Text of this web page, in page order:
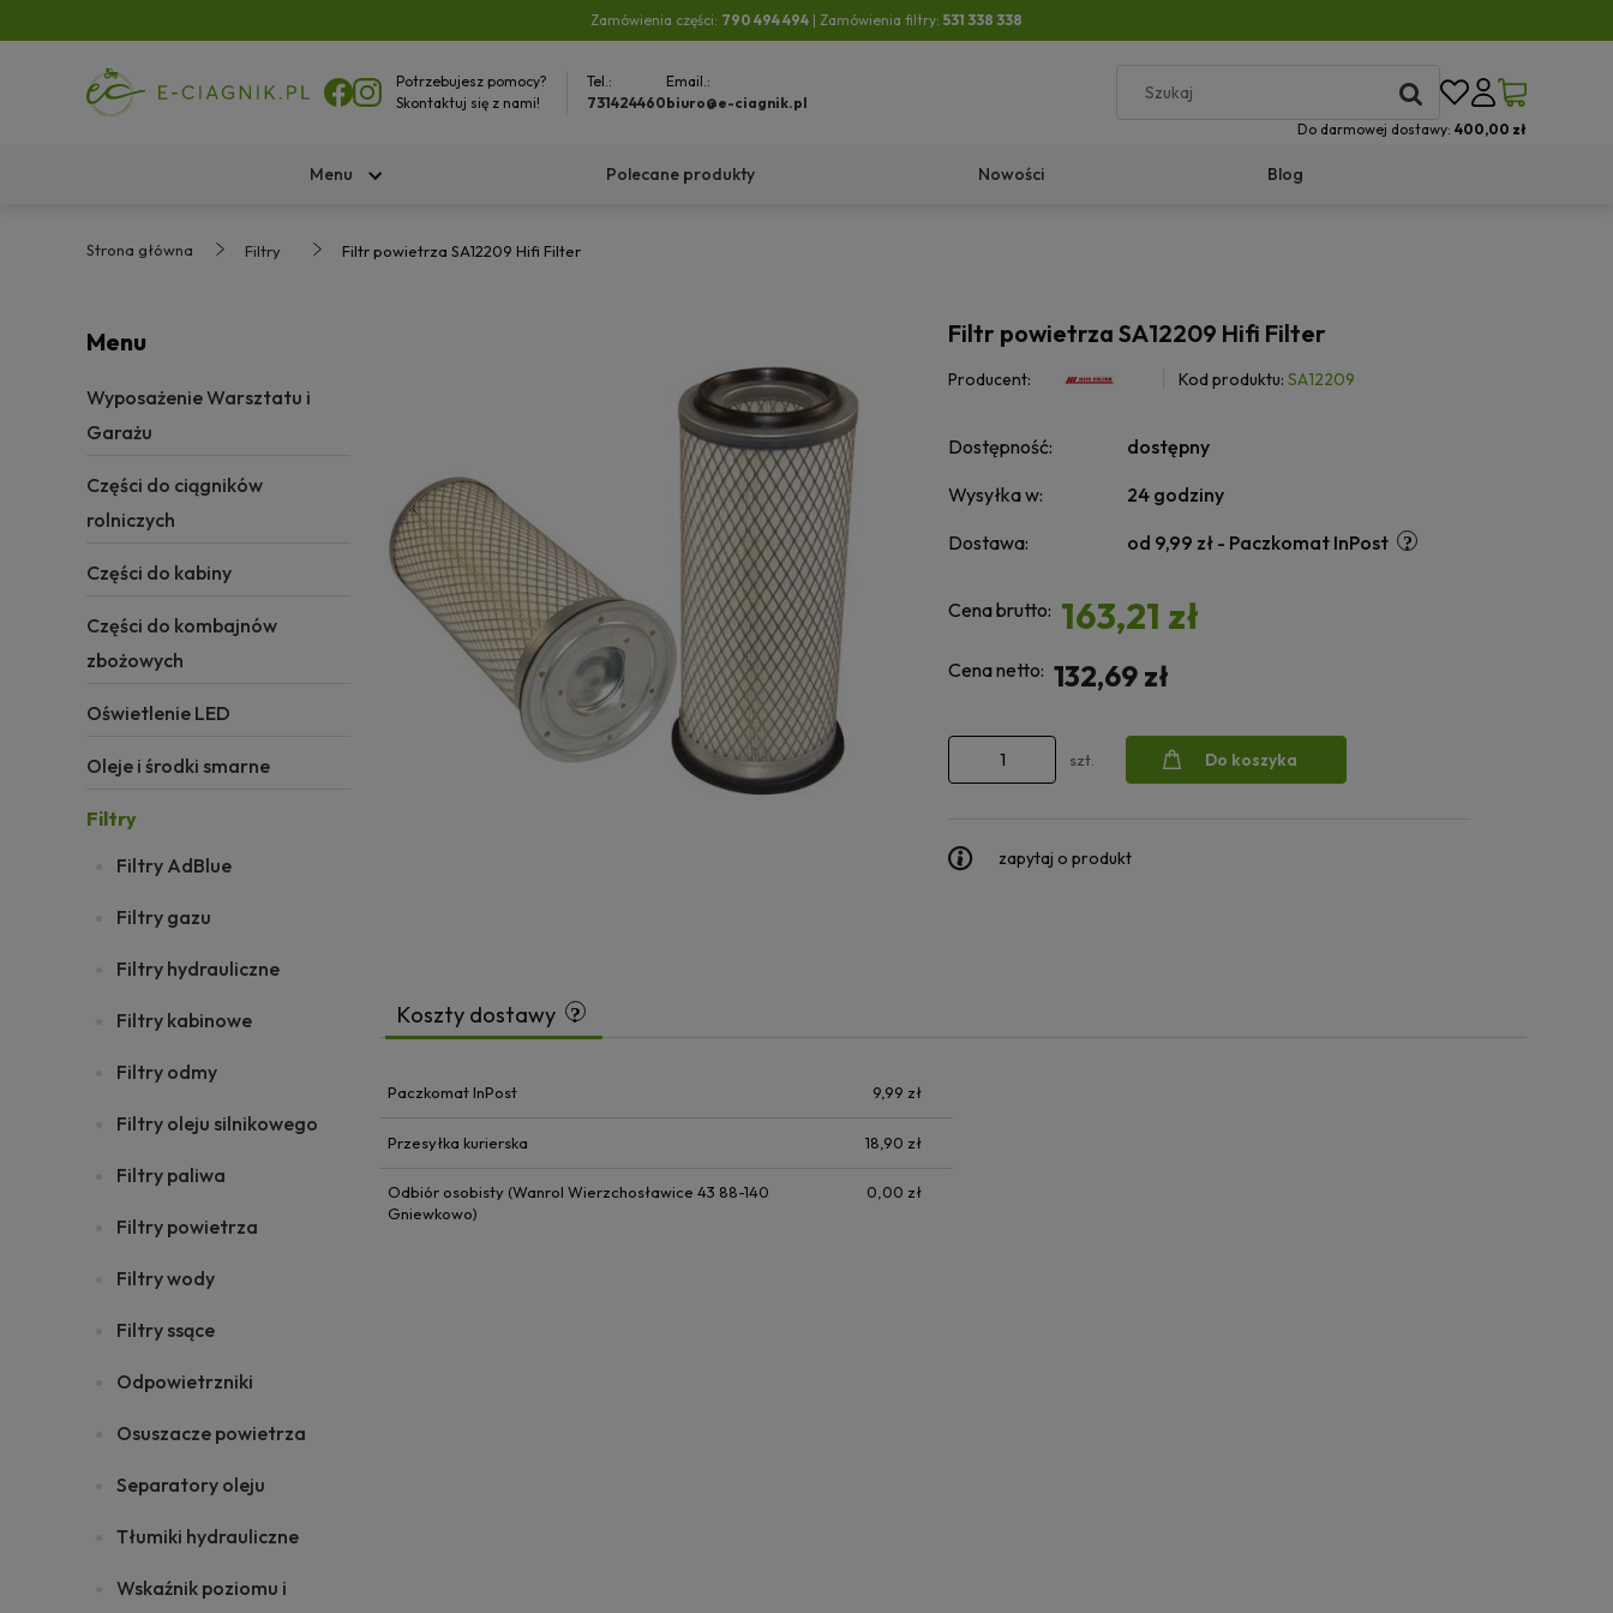
Zamówienia części: 790 494 494 | Zamówienia filtry: 531 338 338
Potrzebujesz pomocy?
Skontaktuj się z nami!
Tel.:
731424460
Email.:
biuro@e-ciagnik.pl
Do darmowej dostawy: 400,00 zł
Menu Polecane produkty Nowości Blog
Strona główna Filtry Filtr powietrza SA12209 Hifi Filter
Menu
Wyposażenie Warsztatu i
Garażu
Części do ciągników
rolniczych
Części do kabiny
Części do kombajnów
zbożowych
Oświetlenie LED
Oleje i środki smarne
Filtry
Filtry AdBlue
Filtry gazu
Filtry hydrauliczne
Filtry kabinowe
Filtry odmy
Filtry oleju silnikowego
Filtry paliwa
Filtry powietrza
Filtry wody
Filtry ssące
Odpowietrzniki
Osuszacze powietrza
Separatory oleju
Tłumiki hydrauliczne
Wskaźnik poziomu i
Filtr powietrza SA12209 Hifi Filter
Producent: Kod produktu: SA12209
Dostępność:
dostępny
Wysyłka w:
24 godziny
Dostawa:
od 9,99 zł - Paczkomat InPost
Cena brutto: 163,21 zł
Cena netto: 132,69 zł
szt. Do koszyka
zapytaj o produkt
Koszty dostawy
Paczkomat InPost 9,99 zł
Przesyłka kurierska 18,90 zł
Odbiór osobisty (Wanrol Wierzchosławice 43 88-140
Gniewkowo)
0,00 zł